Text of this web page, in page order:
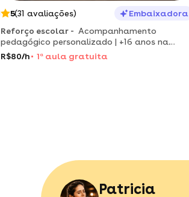
5(31 avaliações)
Embaixadora
Reforço escolar - Acompanhamento
pedagógico personalizado | +16 anos na
educação | com você, da alfabetização ao
R$80/h 1 a aula gratuita
Patricia